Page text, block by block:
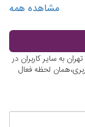
مشاهده همه
به سایر کاربران در
لحظه فعال